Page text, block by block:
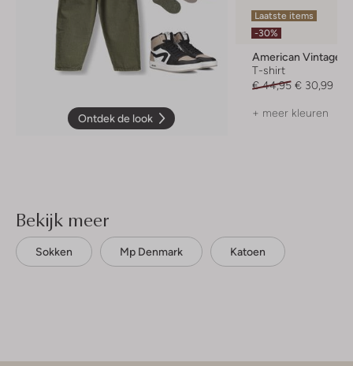
Ontdek de look
Laatste items
-30%
American Vintage
T-shirt
€ 44,95 € 30,99
+ meer kleuren
Bekijk meer
Sokken Mp Denmark Katoen